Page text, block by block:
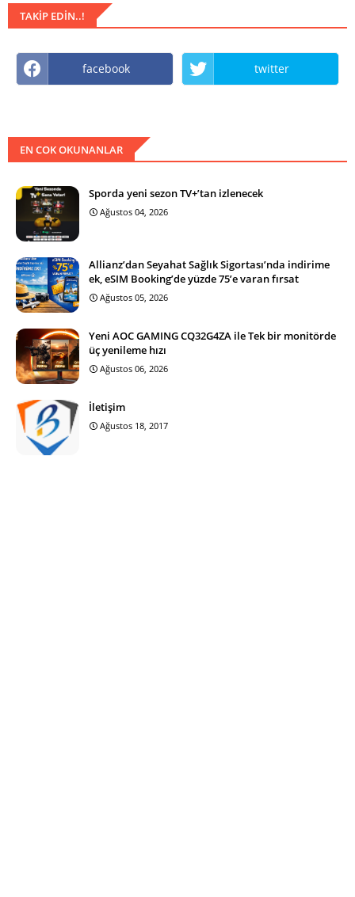
TAKIP EDIN..!
facebook twitter
EN COK OKUNANLAR
Sporda yeni sezon TV+’tan izlenecek
Ağustos 04, 2026
Allianz’dan Seyahat Sağlık Sigortası’nda indirime
ek, eSIM Booking’de yüzde 75’e varan fırsat
Ağustos 05, 2026
Yeni AOC GAMING CQ32G4ZA ile Tek bir monitörde
üç yenileme hızı
Ağustos 06, 2026
İletişim
Ağustos 18, 2017